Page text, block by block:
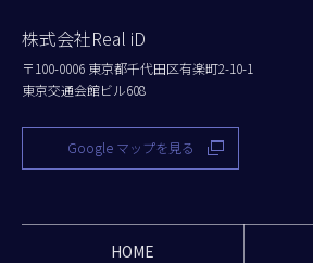
株式会社Real iD
〒100-0006 東京都千代田区有楽町2-10-1
東京交通会館ビル608
Google マップを見る
HOME